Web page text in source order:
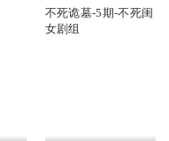
不死诡墓-5期-不死闺
女剧组